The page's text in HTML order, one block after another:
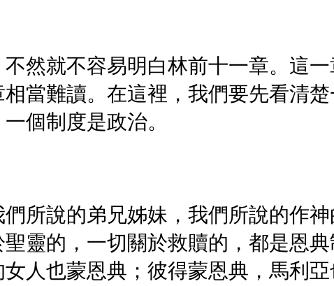
然就不容易明白林前十一章。這一
當難讀。在這裡，我們要先看清
個制度是政治。
所說的弟兄姊妹，我們所說的作
靈的，一切關於救贖的，都是恩
人也蒙恩典；彼得蒙恩典，馬利